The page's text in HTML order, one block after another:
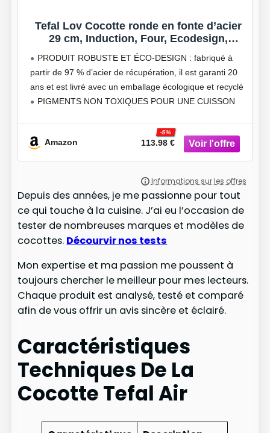
Tefal Lov Cocotte ronde en fonte d’acier
29 cm, Induction, Four, Ecodesign,
Cuisson lente et saine, Ebook de recettes
inclus, Terracotta E2600505
PRODUIT ROBUSTE ET ÉCO-DESIGN : fabriqué à
partir de 97 % d’acier de récupération, il est garanti 20
ans et est livré avec un emballage écologique et recyclé
PIGMENTS NON TOXIQUES POUR UNE CUISSON
Amazon 113.98 €
-5%
Depuis des années, je me passionne pour tout
ce qui touche à la cuisine. J’ai eu l’occasion de
tester de nombreuses marques et modèles de
cocottes. Décourvir nos tests
Mon expertise et ma passion me poussent à
toujours chercher le meilleur pour mes lecteurs.
Chaque produit est analysé, testé et comparé
afin de vous offrir un avis sincère et éclairé.
Caractéristiques
Techniques De La
Cocotte Tefal Air